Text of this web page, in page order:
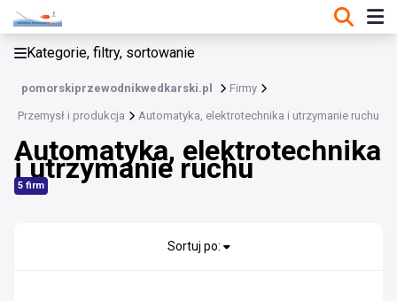
Kategorie, filtry, sortowanie
pomorskiprzewodnikwedkarski.pl Firmy
Przemysł i produkcja Automatyka, elektrotechnika i utrzymanie ruchu
Automatyka, elektrotechnika
i utrzymanie ruchu
5 firm
Przemysł i produkcja
Maszyny i urządzenia przemysłowe
Surowce, energia i recykling
Sortuj po: